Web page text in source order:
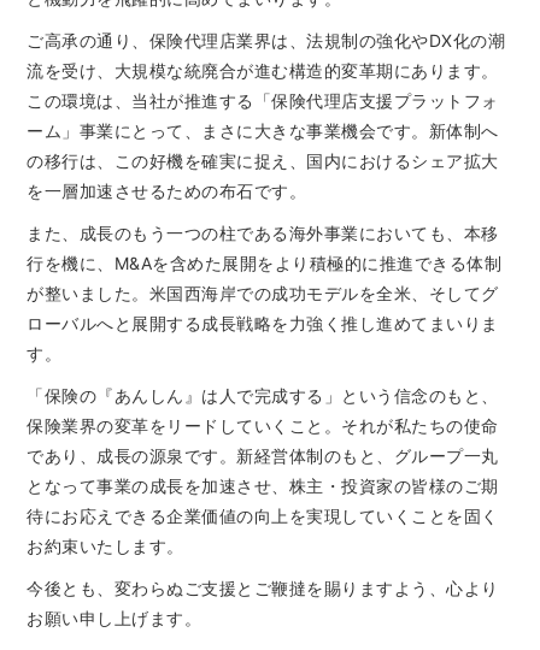
ご高承の通り、保険代理店業界は、法規制の強化やDX化の潮
流を受け、大規模な統廃合が進む構造的変革期にあります。
この環境は、当社が推進する「保険代理店支援プラットフォ
ーム」事業にとって、まさに大きな事業機会です。新体制へ
の移行は、この好機を確実に捉え、国内におけるシェア拡大
を一層加速させるための布石です。
また、成長のもう一つの柱である海外事業においても、本移
行を機に、M&Aを含めた展開をより積極的に推進できる体制
が整いました。米国西海岸での成功モデルを全米、そしてグ
ローバルへと展開する成長戦略を力強く推し進めてまいりま
す。
「保険の『あんしん』は人で完成する」という信念のもと、
保険業界の変革をリードしていくこと。それが私たちの使命
であり、成長の源泉です。新経営体制のもと、グループ一丸
となって事業の成長を加速させ、株主・投資家の皆様のご期
待にお応えできる企業価値の向上を実現していくことを固く
お約束いたします。
今後とも、変わらぬご支援とご鞭撻を賜りますよう、心より
お願い申し上げます。